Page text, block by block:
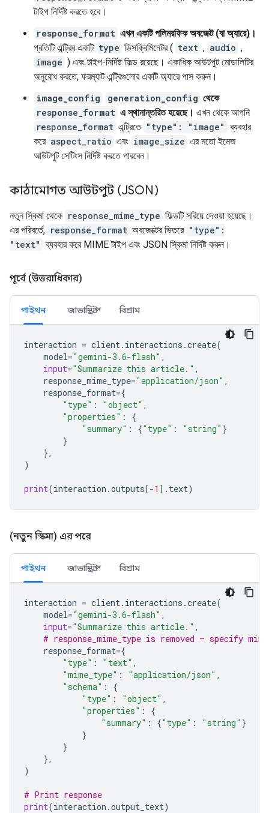
টাইপ নির্দিষ্ট করতে হবে।
response_format এখন একটি পলিমরফিক অবজেক্ট (বা অ্যারে)।
প্রতিটি এন্ট্রির একটি type ডিসক্রিমিনেটর ( text , audio ,
image ) এবং টাইপ-নির্দিষ্ট ফিল্ড রয়েছে। একাধিক আউটপুট মোডালিটির
অনুরোধ করতে, ফরম্যাট এন্ট্রিগুলোর একটি অ্যারে পাস করুন।
image_config
generation_config থেকে
response_format এ স্থানান্তরিত হয়েছে। এখন থেকে আপনি
response_format এন্ট্রিতে "type": "image" ব্যবহার
করে aspect_ratio এবং image_size এর মতো ইমেজ
আউটপুট সেটিংস নির্দিষ্ট করতে পারবেন।
কাঠামোগত আউটপুট (JSON)
নতুন স্কিমা থেকে response_mime_type ফিল্ডটি সরিয়ে দেওয়া হয়েছে।
এর পরিবর্তে, response_format অবজেক্টের ভিতরে "type":
"text" ব্যবহার করে MIME টাইপ এবং JSON স্কিমা নির্দিষ্ট করুন।
পূর্বে (উত্তরাধিকার)
পাইথন জাভাস্ক্রিপ্ট বিশ্রাম
interaction = client. interactions .create(
model="gemini-3.6-flash" ,
input="Summarize this article." ,
response_mime_type="application/json" ,
response_format={
"type" : "object" ,
"properties" :
{
"summary" : {"type" : "string" }
}
},
)
print(interaction .outputs[-1 ] . text)
(নতুন স্কিমা) এর পরে
পাইথন জাভাস্ক্রিপ্ট বিশ্রাম
interaction = client. interactions .create(
model="gemini-3.6-flash" ,
input="Summarize this article." ,
# response_mime_type is removed — specify
response_format={
"type" : "text" ,
"mime_type" : "application/json" ,
"schema" :
{
"type" : "object" ,
"properties" :
{
"summary" : {"type" : "string" }
}
}
},
)
# Print response
print(interaction .output_text)